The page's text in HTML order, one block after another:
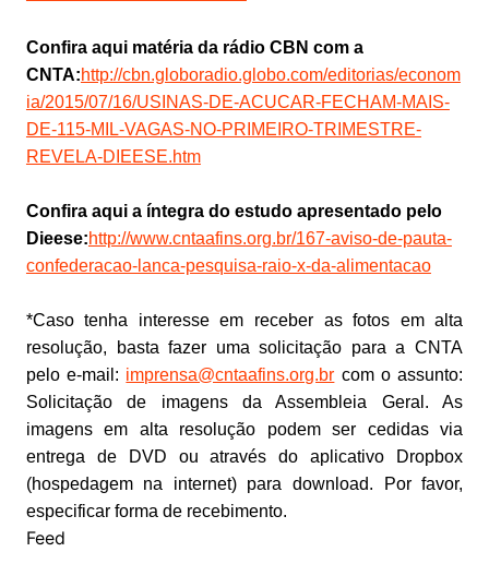
Confira aqui matéria da rádio CBN com a
CNTA:http://cbn.globoradio.globo.com/editorias/econom
ia/2015/07/16/USINAS-DE-ACUCAR-FECHAM-MAIS-
DE-115-MIL-VAGAS-NO-PRIMEIRO-TRIMESTRE-
REVELA-DIEESE.htm
Confira aqui a íntegra do estudo apresentado pelo
Dieese:http://www.cntaafins.org.br/167-aviso-de-pauta-
confederacao-lanca-pesquisa-raio-x-da-alimentacao
*Caso tenha interesse em receber as fotos em alta
resolução, basta fazer uma solicitação para a CNTA
pelo e-mail: imprensa@cntaafins.org.br com o assunto:
Solicitação de imagens da Assembleia Geral. As
imagens em alta resolução podem ser cedidas via
entrega de DVD ou através do aplicativo Dropbox
(hospedagem na internet) para download. Por favor,
especificar forma de recebimento.
Feed